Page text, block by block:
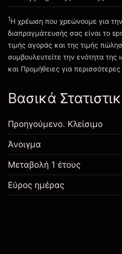
Πηγαίνετε στην
Χρεώσεις και
1Η χρέωση που χρεώνουμε για
διαπραγμάτευσής σας είναι το
τιμής αγοράς και της τιμής
συμβουλευτείτε την ενότητα της
και Προμήθειες για
Βασικά
Προηγούμενο. Κλείσιμο
Άνοιγμα
Μεταβολή 1 έτους
Εύρος ημέρας